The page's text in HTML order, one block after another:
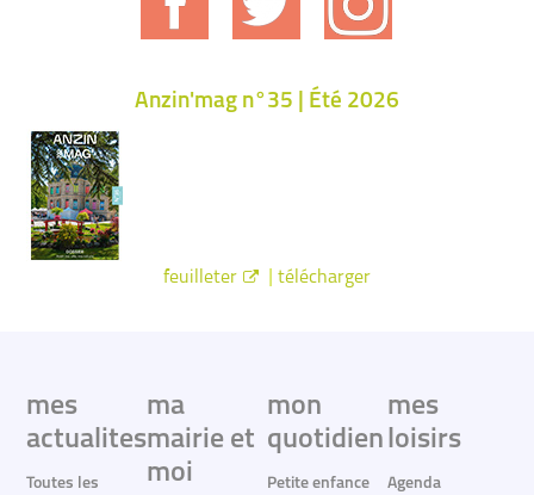
Anzin'mag n°35 | Été 2026
feuilleter télécharger
mes
actualites
Toutes les
ma
mairie et
moi
mon
quotidien
Petite enfance
mes
loisirs
Agenda